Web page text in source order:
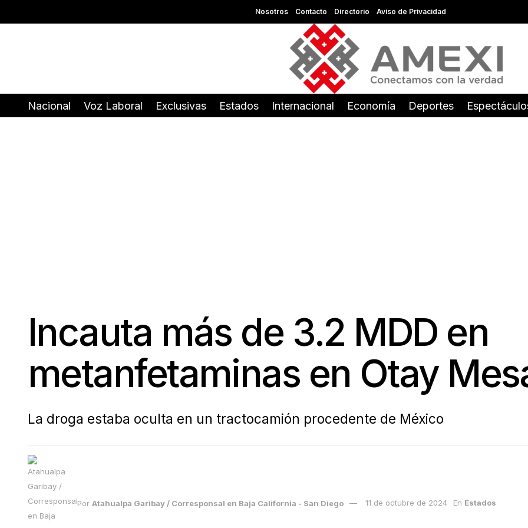
Nosotros Contacto Directorio Aviso de Privacidad
Nacional Voz Laboral Exclusivas Estados Internacional Economía Deportes
Incauta más de 3.2 MDD en
metanfetaminas en Otay
La droga estaba oculta en un tractocamión procedente de México
Por Atahualpa Garibay / Corresponsal en Baja California - San Diego 11 de octubre de 2024 En Estados